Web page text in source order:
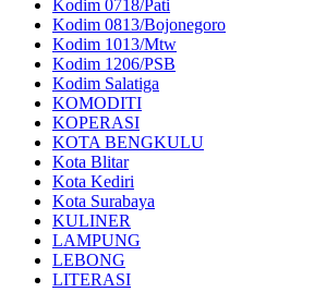
Kodim 0718/Pati
Kodim 0813/Bojonegoro
Kodim 1013/Mtw
Kodim 1206/PSB
Kodim Salatiga
KOMODITI
KOPERASI
KOTA BENGKULU
Kota Blitar
Kota Kediri
Kota Surabaya
KULINER
LAMPUNG
LEBONG
LITERASI